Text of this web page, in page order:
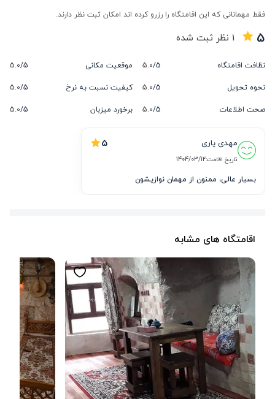
فقط مهمانانی که این اقامتگاه را رزرو کرده اند امکان ثبت نظر دارند.
5
1 نظر ثبت شده
نظافت اقامتگاه 5/
5.0 موقعیت مکانی 5/
5.0
نحوه تحویل
5/
5.0 کیفیت نسبت به نرخ 5/
5.0
صحت اطلاعات
5/
5.0 برخورد میزبان 5/
5.0
مهدی یاری 5
تاریخ اقامت:1404/03/12
بسیار عالی، ممنون از مهمان نوازیشون
اقامتگاه های مشابه